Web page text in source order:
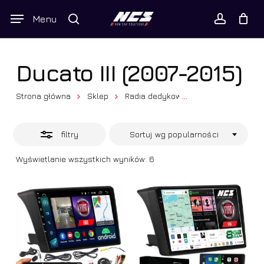
Wyszukiwarka
produktów
search account
Menu
Twój koszyk Close
Ducato III (2007-2015)
Strona główna Sklep Radia dedykowane ...
filtry
Wyświetlanie wszystkich wyników: 6Posortowane
Sortuj wg popularności
Close